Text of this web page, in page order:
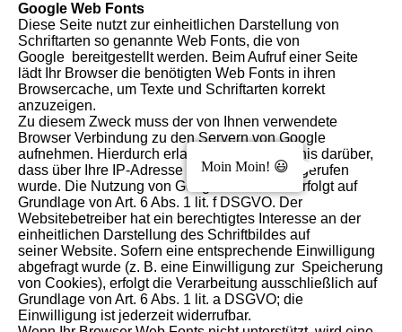
Google Web Fonts
Diese Seite nutzt zur einheitlichen Darstellung von
Schriftarten so genannte Web Fonts, die von
Google bereitgestellt werden. Beim Aufruf einer Seite
lädt Ihr Browser die benötigten Web Fonts in ihren
Browsercache, um Texte und Schriftarten korrekt
anzuzeigen.
Zu diesem Zweck muss der von Ihnen verwendete
Browser Verbindung zu den Servern von Google
aufnehmen. Hierdurch erlangt Google Kenntnis darüber,
dass über Ihre IP-Adresse diese Website aufgerufen
wurde. Die Nutzung von Google WebFonts erfolgt auf
Grundlage von Art. 6 Abs. 1 lit. f DSGVO. Der
Websitebetreiber hat ein berechtigtes Interesse an der
einheitlichen Darstellung des Schriftbildes auf
seiner Website. Sofern eine entsprechende Einwilligung
abgefragt wurde (z. B. eine Einwilligung zur Speicherung
von Cookies), erfolgt die Verarbeitung ausschließlich auf
Grundlage von Art. 6 Abs. 1 lit. a DSGVO; die
Einwilligung ist jederzeit widerrufbar.
Moin Moin! 😃